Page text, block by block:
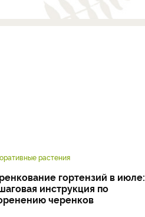
растения
гортензий в июле:
инструкция по
черенков